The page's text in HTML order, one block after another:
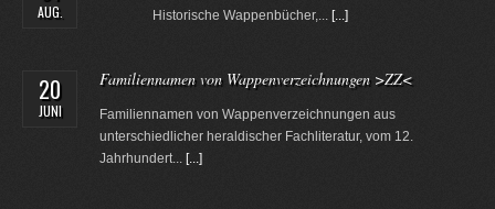
AUG. Historische Wappenbücher,... [...]
20
JUNI
Familiennamen von Wappenverzeichnungen >ZZ<
Familiennamen von Wappenverzeichnungen aus
unterschiedlicher heraldischer Fachliteratur, vom 12.
Jahrhundert... [...]